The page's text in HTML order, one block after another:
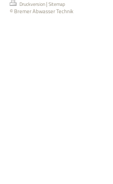
Druckversion | Sitemap
© Bremer Abwasser Technik